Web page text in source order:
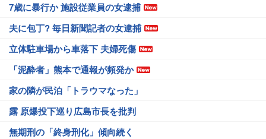
7歳に暴行か 施設従業員の女逮捕
夫に包丁? 毎日新聞記者の女逮捕
立体駐車場から車落下 夫婦死傷
「泥酔者」熊本で通報が頻発か
家の隣が民泊「トラウマなった」
露 原爆投下巡り広島市長を批判
無期刑の「終身刑化」傾向続く